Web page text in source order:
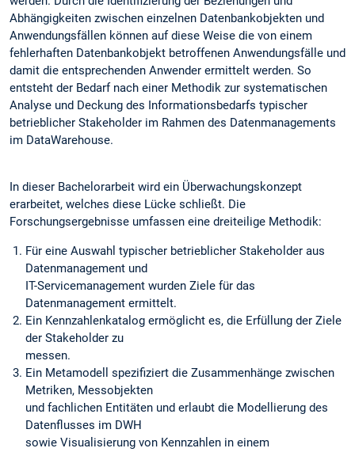
Abhängigkeiten zwischen einzelnen Datenbankobjekten und
Anwendungsfällen können auf diese Weise die von einem
fehlerhaften Datenbankobjekt betroffenen Anwendungsfälle und
damit die entsprechenden Anwender ermittelt werden. So
entsteht der Bedarf nach einer Methodik zur systematischen
Analyse und Deckung des Informationsbedarfs typischer
betrieblicher Stakeholder im Rahmen des Datenmanagements
im DataWarehouse.
In dieser Bachelorarbeit wird ein Überwachungskonzept
erarbeitet, welches diese Lücke schließt. Die
Forschungsergebnisse umfassen eine dreiteilige Methodik:
Für eine Auswahl typischer betrieblicher Stakeholder aus
Datenmanagement und
IT-Servicemanagement wurden Ziele für das
Datenmanagement ermittelt.
Ein Kennzahlenkatalog ermöglicht es, die Erfüllung der Ziele
der Stakeholder zu
messen.
Ein Metamodell spezifiziert die Zusammenhänge zwischen
Metriken, Messobjekten
und fachlichen Entitäten und erlaubt die Modellierung des
Datenflusses im DWH
sowie Visualisierung von Kennzahlen in einem